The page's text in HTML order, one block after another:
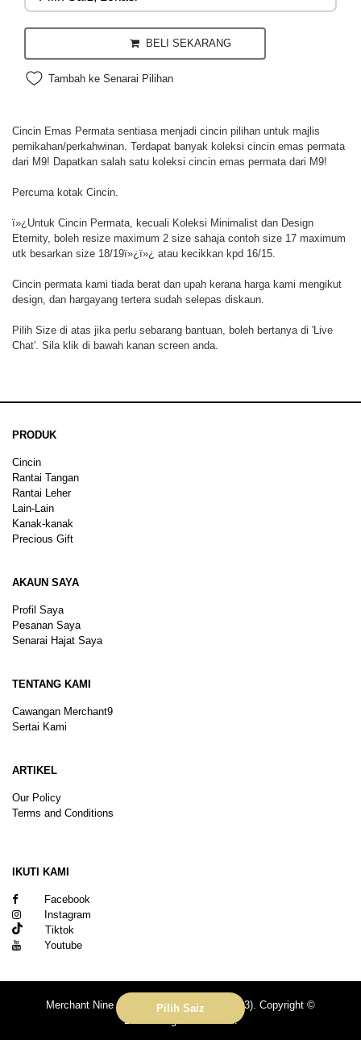
BELI SEKARANG
Tambah ke Senarai Pilihan
Cincin Emas Permata sentiasa menjadi cincin pilihan untuk majlis
pernikahan/perkahwinan. Terdapat banyak koleksi cincin emas permata
dari M9! Dapatkan salah satu koleksi cincin emas permata dari M9!
Percuma kotak Cincin.
ï»¿Untuk Cincin Permata, kecuali Koleksi Minimalist dan Design
Eternity, boleh resize maximum 2 size sahaja contoh size 17 maximum
utk besarkan size 18/19ï»¿ï»¿ atau kecikkan kpd 16/15.
Cincin permata kami tiada berat dan upah kerana harga kami mengikut
design, dan hargayang tertera sudah selepas diskaun.
Pilih Size di atas jika perlu sebarang bantuan, boleh bertanya di 'Live
Chat'. Sila klik di bawah kanan screen anda.
Pilih Saiz
PRODUK
Cincin
Rantai Tangan
Rantai Leher
Lain-Lain
Kanak-kanak
Precious Gift
AKAUN SAYA
Profil Saya
Pesanan Saya
Senarai Hajat Saya
TENTANG KAMI
Cawangan Merchant9
Sertai Kami
ARTIKEL
Our Policy
Terms and Conditions
IKUTI KAMI
Facebook
Instagram
Tiktok
Youtube
Merchant Nine Sdn Bhd (No. 201601039113). Copyright ©
2026.All rights reserved.